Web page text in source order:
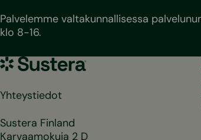
Palvelemme valtakunnallisessa
klo 8-16.
Sustera
Yhteystiedot
Sustera Finland
Karvaamokuja 2 D